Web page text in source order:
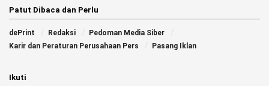
Patut Dibaca dan Perlu
dePrint Redaksi
Pedoman Media Siber
Karir dan Peraturan Perusahaan Pers
Pasang Iklan
Ikuti